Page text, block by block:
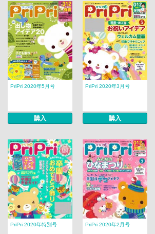
PriPri 2020年5月号
購入
PriPri 2020年3月号
購入
PriPri 2020年特別号 PriPri 2020年2月号